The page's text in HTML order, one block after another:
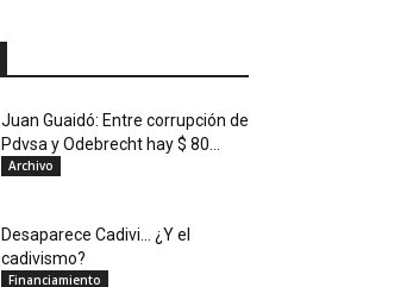
Juan Guaidó: Entre corrupción de
Pdvsa y Odebrecht hay $ 80...
Archivo
Desaparece Cadivi… ¿Y el
cadivismo?
Financiamiento